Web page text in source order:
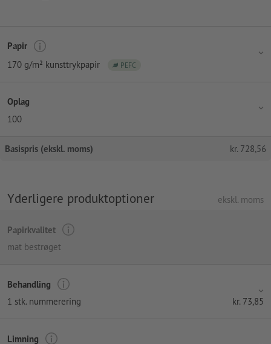
Papir
170 g/m² kunsttrykpapir
PEFC
Oplag
100
Basispris (ekskl. moms) kr. 728,56
Yderligere produktoptioner ekskl. moms
Papirkvalitet
mat bestrøget
Behandling
1 stk. nummerering
kr. 73,85
Limning